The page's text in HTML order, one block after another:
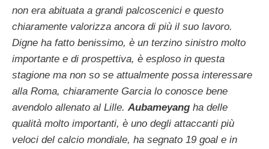
non era abituata a grandi palcoscenici e questo
chiaramente valorizza ancora di più il suo lavoro.
Digne ha fatto benissimo, è un terzino sinistro molto
importante e di prospettiva, è esploso in questa
stagione ma non so se attualmente possa interessare
alla Roma, chiaramente Garcia lo conosce bene
avendolo allenato al Lille. Aubameyang ha delle
qualità molto importanti, è uno degli attaccanti più
veloci del calcio mondiale, ha segnato 19 goal e in